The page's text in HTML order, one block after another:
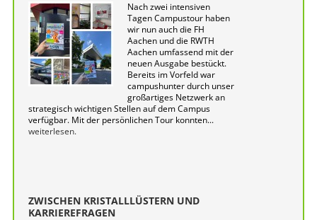
Nach zwei intensiven
Tagen Campustour haben
wir nun auch die FH
Aachen und die RWTH
Aachen umfassend mit der
neuen Ausgabe bestückt.
Bereits im Vorfeld war
campushunter durch unser
großartiges Netzwerk an
strategisch wichtigen Stellen auf dem Campus
verfügbar. Mit der persönlichen Tour konnten...
weiterlesen.
ZWISCHEN KRISTALLLÜSTERN UND
KARRIEREFRAGEN